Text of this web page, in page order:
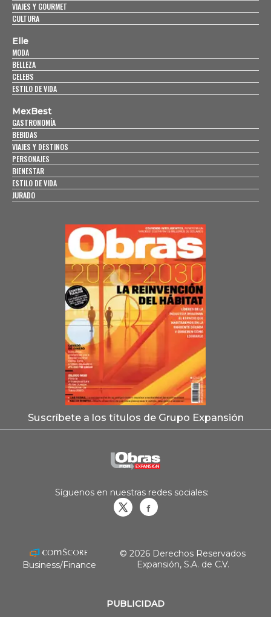
VIAJES Y GOURMET
CULTURA
Elle
MODA
BELLEZA
CELEBS
ESTILO DE VIDA
MexBest
GASTRONOMÍA
BEBIDAS
VIAJES Y DESTINOS
PERSONAJES
BIENESTAR
ESTILO DE VIDA
JURADO
Suscríbete a los títulos de Grupo Expansión
PUBLICIDAD
Síguenos en nuestras redes sociales:
Business/Finance
© 2026 Derechos Reservados
Expansión, S.A. de C.V.